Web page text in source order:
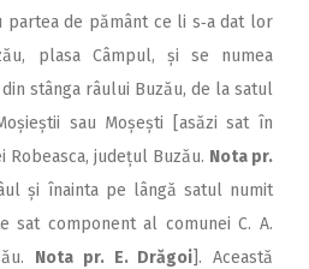
partea de pământ ce li s‑a dat lor
plasa Câmpul, și se numea
din stânga râului Buzău, de la satul
sau Moșești [asăzi sat în
Robeasca, județul Buzău. Nota pr.
și înainta pe lângă satul numit
sat component al comunei C. A.
Nota pr. E. Drăgoi ]. Această